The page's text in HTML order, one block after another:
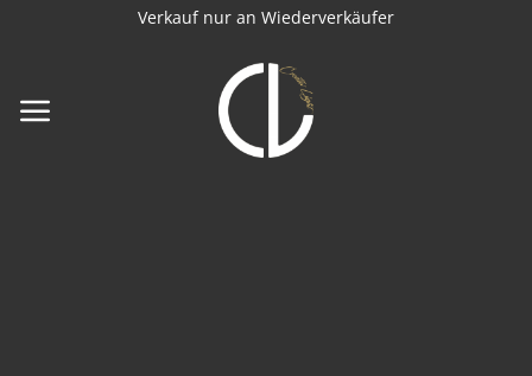
Verkauf nur an Wiederverkäufer